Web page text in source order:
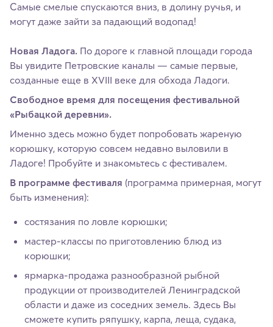
Самые смелые спускаются вниз, в долину ручья, и
могут даже зайти за падающий водопад!
Новая Ладога. По дороге к главной площади города
Вы увидите Петровские каналы — самые первые,
созданные еще в XVIII веке для обхода Ладоги.
Свободное время для посещения фестивальной
«Рыбацкой деревни».
Именно здесь можно будет попробовать жареную
корюшку, которую совсем недавно выловили в
Ладоге! Пробуйте и знакомьтесь с фестивалем.
В программе фестиваля (программа примерная, могут
быть изменения):
состязания по ловле корюшки;
мастер-классы по приготовлению блюд из
корюшки;
ярмарка-продажа разнообразной рыбной
продукции от производителей Ленинградской
области и даже из соседних земель. Здесь Вы
сможете купить ряпушку, карпа, леща, судака,